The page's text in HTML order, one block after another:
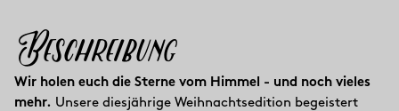
Beschreibung
Wir holen euch die Sterne vom Himmel - und noch vieles
mehr. Unsere diesjährige Weihnachtsedition begeistert